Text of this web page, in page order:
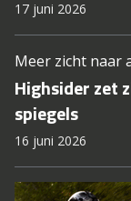
17 juni 2026
Meer zicht naar
Highsider zet
spiegels
16 juni 2026